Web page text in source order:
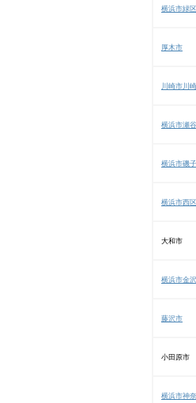
横浜市緑区
厚木市
川崎市川
横浜市瀬
横浜市磯
横浜市西区
大和市
横浜市金
藤沢市
小田原市
横浜市神